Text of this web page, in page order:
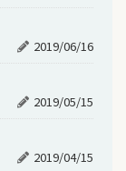
2019/06/16
2019/05/15
2019/04/15